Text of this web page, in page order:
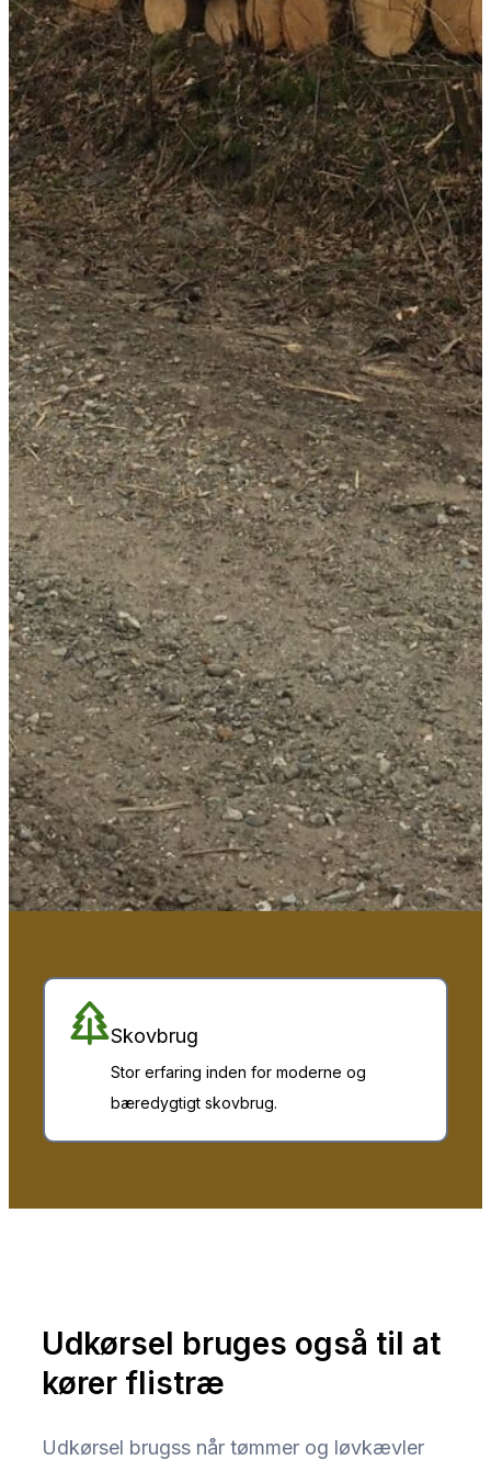
Skovbrug
Stor erfaring inden for moderne og
bæredygtigt skovbrug.
Udkørsel bruges også til at
kører flistræ
Udkørsel brugss når tømmer og løvkævler